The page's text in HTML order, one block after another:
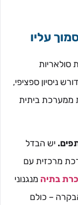
עליו
סולאריות
ניסיון ספציפי,
ממערכת ביתית
יש הבדל
מרכזית עם
בתיה מנגנוני
– כולם